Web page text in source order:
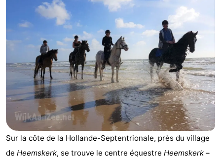
enfants
laAppartements
Campings
Chaumières
Hôtels
Last
minutes
Plages
Sur la côte de la Hollande-Septentrionale, près du village
de Heemskerk, se trouve le centre équestre Heemskerk –